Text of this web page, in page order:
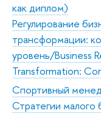
как диплом)
Регулирование
трансформации:
уровень/Business
Transformation:
Спортивный
Стратегии малого